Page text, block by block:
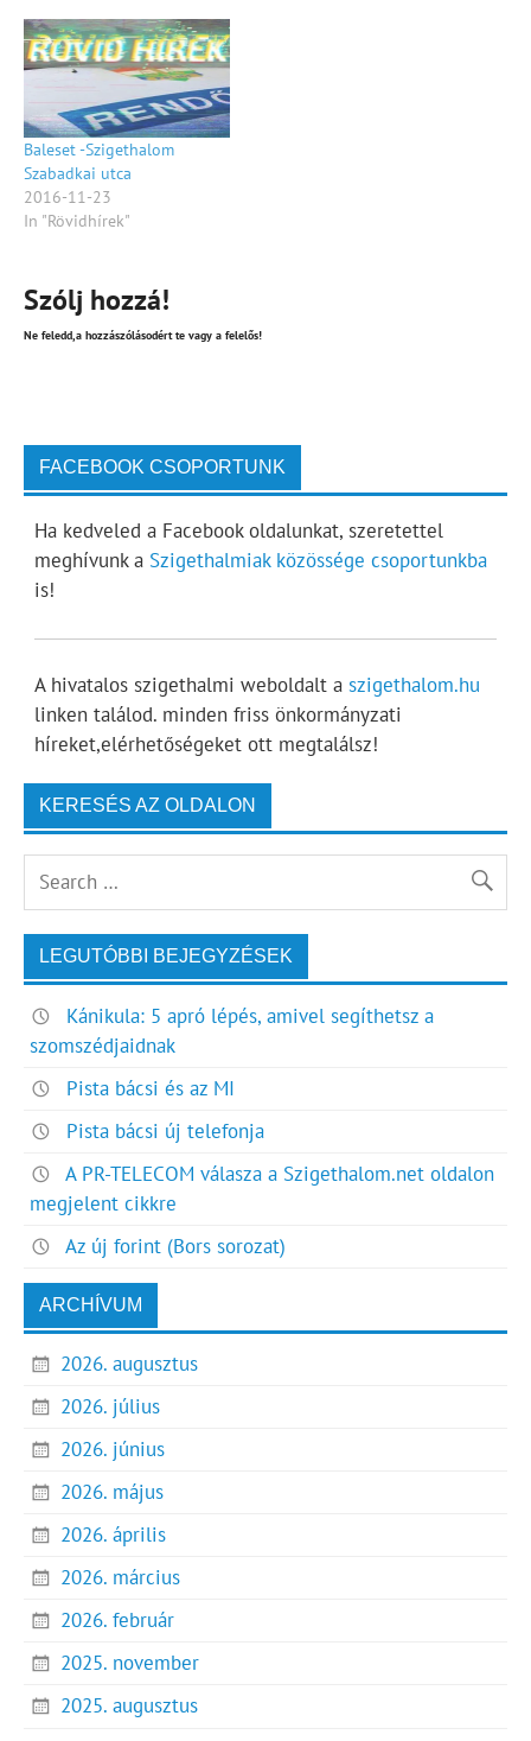
Baleset -Szigethalom
Szabadkai utca
2016-11-23
In "Rövidhírek"
Szólj hozzá!
Ne feledd,a hozzászólásodért te vagy a felelős!
FACEBOOK CSOPORTUNK
Ha kedveled a Facebook oldalunkat, szeretettel
meghívunk a Szigethalmiak közössége csoportunkba
is!
A hivatalos szigethalmi weboldalt a szigethalom.hu
linken találod. minden friss önkormányzati
híreket,elérhetőségeket ott megtalálsz!
KERESÉS AZ OLDALON
LEGUTÓBBI BEJEGYZÉSEK
Kánikula: 5 apró lépés, amivel segíthetsz a
szomszédjaidnak
Pista bácsi és az MI
Pista bácsi új telefonja
A PR-TELECOM válasza a Szigethalom.net oldalon
megjelent cikkre
Az új forint (Bors sorozat)
ARCHÍVUM
2026. augusztus
2026. július
2026. június
2026. május
2026. április
2026. március
2026. február
2025. november
2025. augusztus